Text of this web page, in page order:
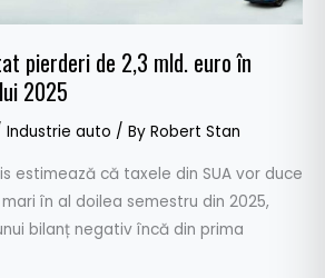
pierderi de 2,3 mld. euro în
2025
Industrie auto / By Robert Stan
estimează că taxele din SUA vor duce
în al doilea semestru din 2025,
bilanț negativ încă din prima